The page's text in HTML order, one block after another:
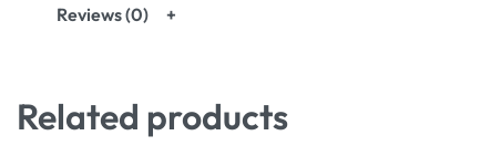
Reviews (0)
Related products